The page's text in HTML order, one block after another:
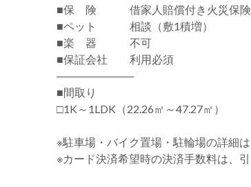
■保 険 借家人賠償付き火災保険
■ペット 相談（敷1積増）
■楽 器 不可
■保証会社 利用必須
―――――――
■間取り
□1K～1LDK（22.26㎡～47.27㎡）
※駐車場・バイク置場・駐輪場の詳細は
※カード決済希望時の決済手数料は、